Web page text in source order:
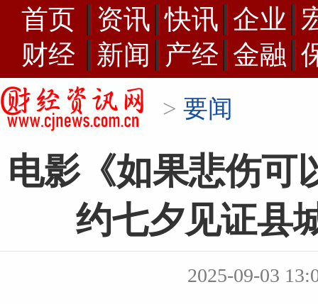
首页 资讯 快讯 企业
财经
新闻 产经 金融
> 要闻
电影《如果悲伤可
约七夕见证县
2025-09-03